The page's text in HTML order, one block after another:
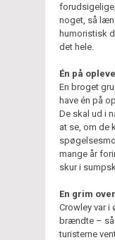
noget, så
humoristisk
det hele.
Én på
En broget
have én på
De skal ud i
at se, om de
mange år
skur i
En grim
Crowley var i
brændte – så
turisterne